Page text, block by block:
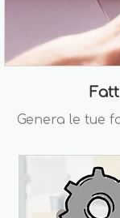
Genera le tue